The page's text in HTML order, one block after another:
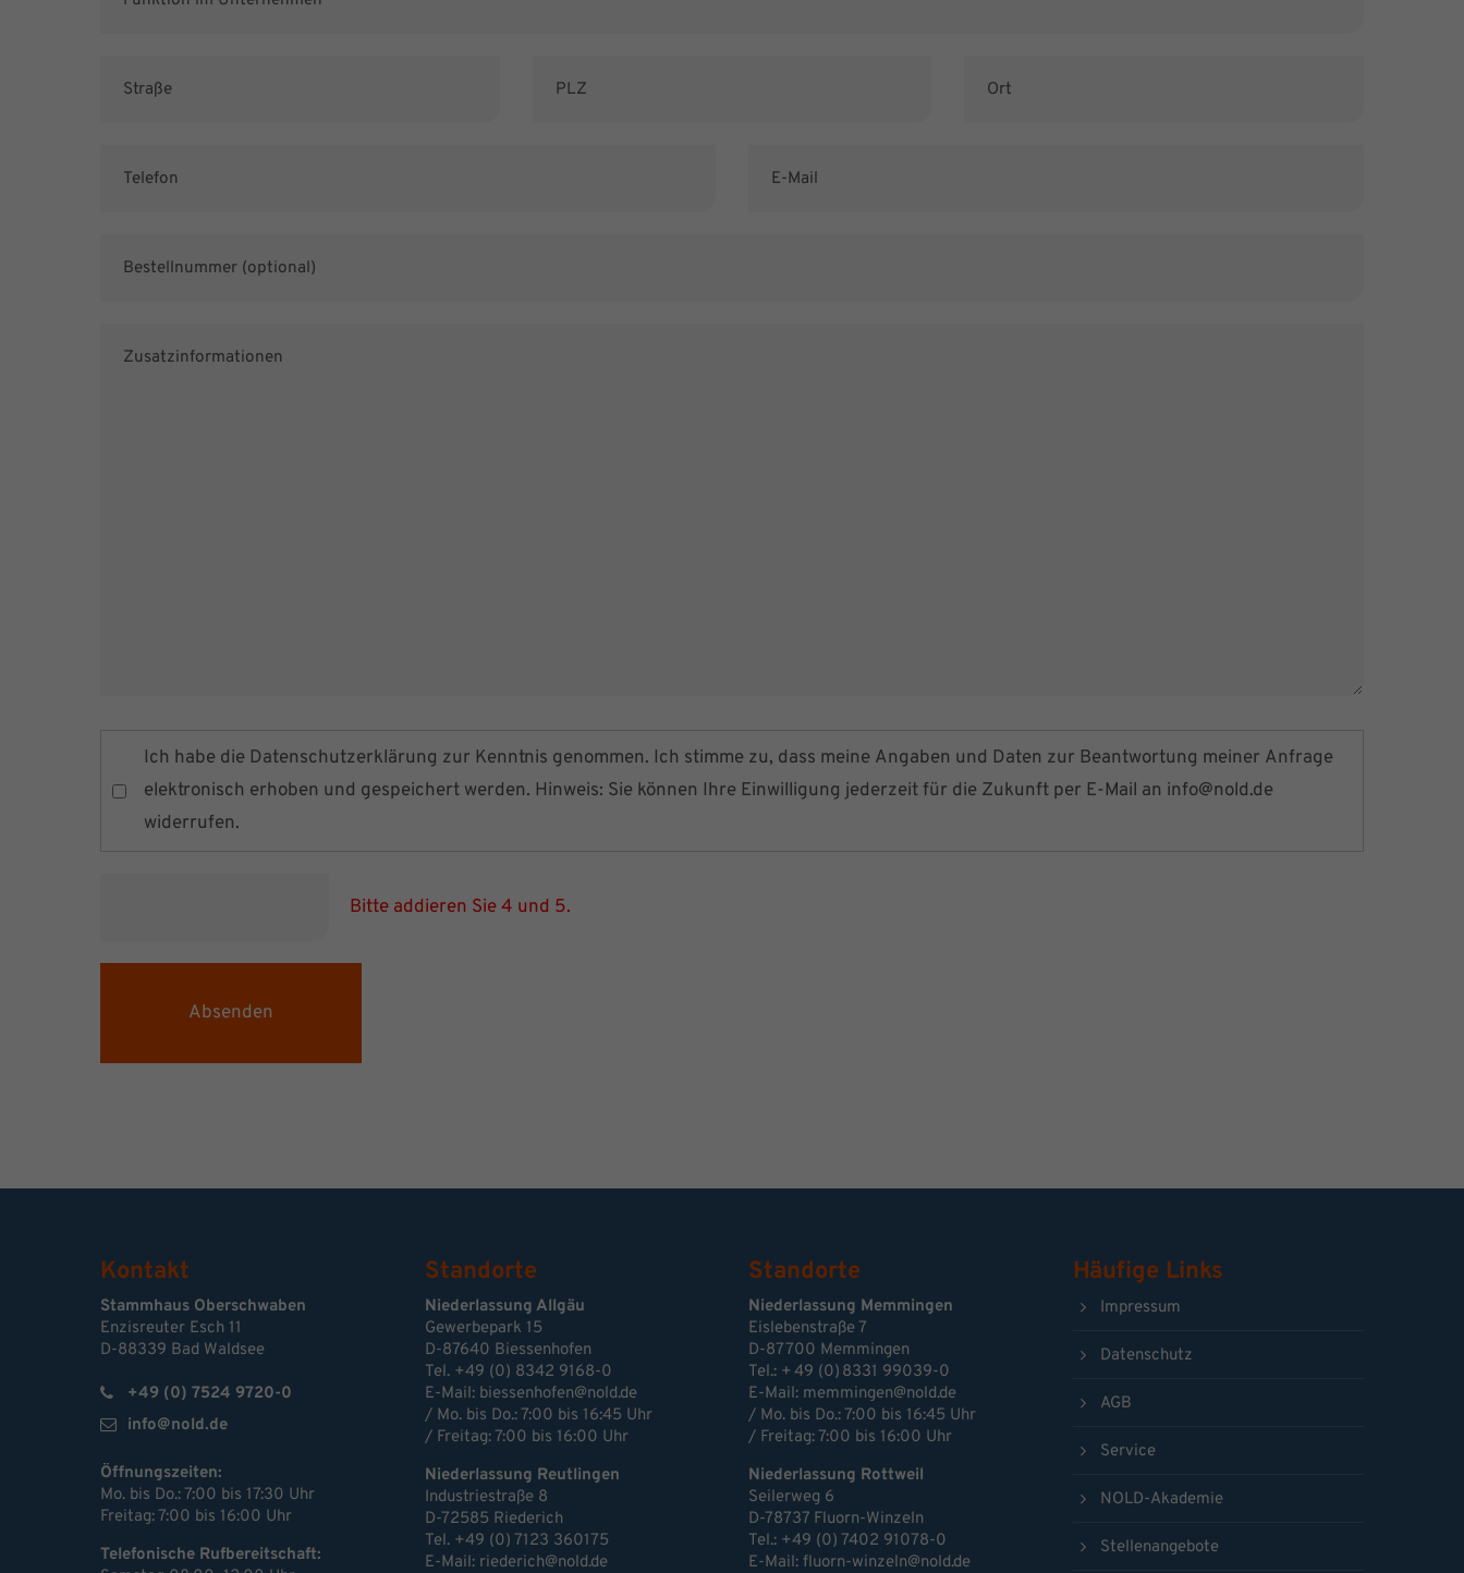
Ich habe die Datenschutzerklärung zur Kenntnis genommen. Ich stimme zu, dass meine Angaben und Daten zur Beantwortung meiner Anfrage
elektronisch erhoben und gespeichert werden. Hinweis: Sie können Ihre Einwilligung jederzeit für die Zukunft per E-Mail an info@nold.de
widerrufen.
Bitte addieren Sie 4 und 5.
Absenden
Kontakt
Stammhaus Oberschwaben
Enzisreuter Esch 11
D-88339 Bad Waldsee
+49 (0) 7524 9720-0
info@nold.de
Öffnungszeiten:
Mo. bis Do.: 7:00 bis 17:30 Uhr
Freitag: 7:00 bis 16:00 Uhr
Telefonische Rufbereitschaft:
Standorte
Niederlassung Allgäu
Gewerbepark 15
D-87640 Biessenhofen
Tel. +49 (0) 8342 9168-0
E-Mail: biessenhofen@nold.de
/ Mo. bis Do.: 7:00 bis 16:45 Uhr
/ Freitag: 7:00 bis 16:00 Uhr
Niederlassung Reutlingen
Industriestraße 8
D-72585 Riederich
Tel. +49 (0) 7123 360175
E-Mail: riederich@nold.de
Standorte
Niederlassung Memmingen
Eislebenstraße 7
D-87700 Memmingen
Tel.: + 49 (0) 8331 99039-0
E-Mail: memmingen@nold.de
/ Mo. bis Do.: 7:00 bis 16:45 Uhr
/ Freitag: 7:00 bis 16:00 Uhr
Niederlassung Rottweil
Seilerweg 6
D-78737 Fluorn-Winzeln
Tel.: +49 (0) 7402 91078-0
E-Mail: fluorn-winzeln@nold.de
Häufige Links
Impressum
Datenschutz
AGB
Service
NOLD-Akademie
Stellenangebote